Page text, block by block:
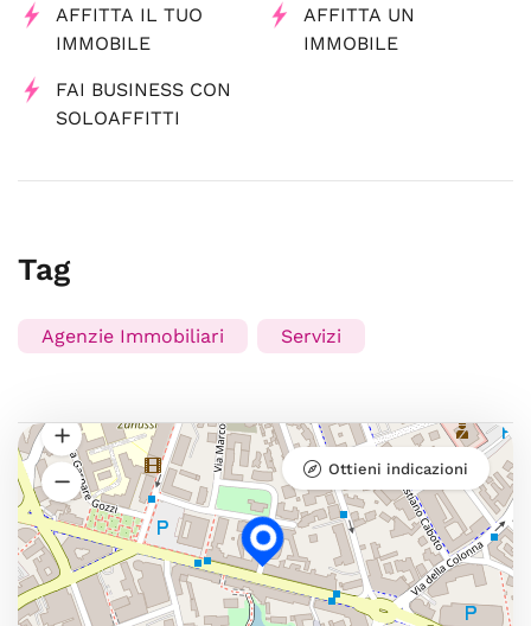
AFFITTA IL TUO
IMMOBILE
AFFITTA UN
IMMOBILE
FAI BUSINESS CON
SOLOAFFITTI
Tag
Agenzie Immobiliari Servizi
Ottieni indicazioni